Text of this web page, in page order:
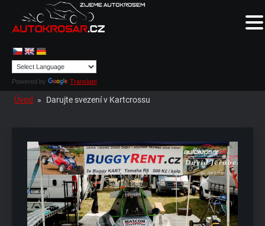
Powered by Translate
Úvod » Darujte svezení v Kartcrossu